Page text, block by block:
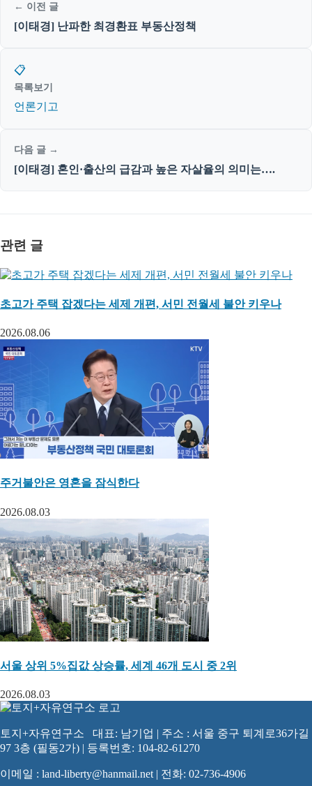
← 이전 글
[이태경] 난파한 최경환표 부동산정책
📋
목록보기
언론기고
다음 글 →
[이태경] 혼인·출산의 급감과 높은 자살율의 의미는….
관련 글
초고가 주택 잡겠다는 세제 개편, 서민 전월세 불안 키우나
2026.08.06
주거불안은 영혼을 잠식한다
2026.08.03
서울 상위 5%집값 상승률, 세계 46개 도시 중 2위
2026.08.03
토지+자유연구소 대표: 남기업 | 주소 : 서울 중구 퇴계로36가길
97 3층 (필동2가) | 등록번호: 104-82-61270
이메일 : land-liberty@hanmail.net | 전화: 02-736-4906